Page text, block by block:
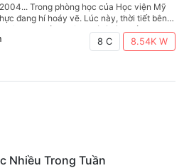
Trong phòng học của Học viện Mỹ
đang hí hoáy vẽ. Lúc này, thời tiết bên
Mây đen cuồn cuộn. Gió rít từng hồi.
8 C 8.54KW
Nhiều Trong Tuần